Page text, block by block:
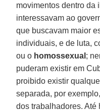
movimentos dentro da
interessavam ao
que buscavam maior
individuais, e de luta,
ou o homossexual ;
puderam existir em
proibido existir
separada, por
dos trabalhadores. Até